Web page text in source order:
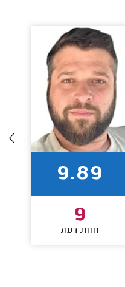
9.89
9
חוות דעת